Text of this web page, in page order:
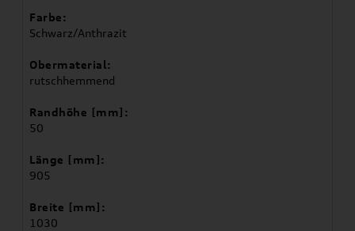
Farbe:
Schwarz/Anthrazit
Obermaterial:
rutschhemmend
Randhöhe [mm]:
50
Länge [mm]:
905
Breite [mm]:
1030